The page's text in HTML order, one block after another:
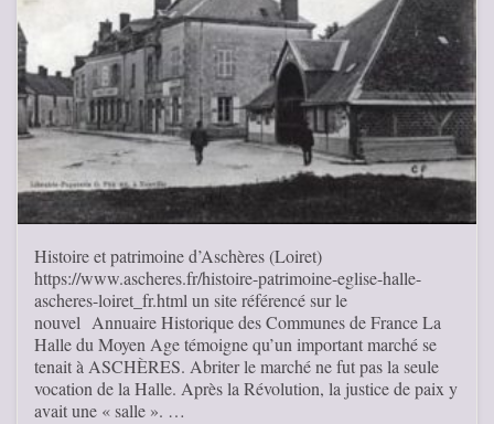
Histoire et patrimoine d’Aschères (Loiret)
https://www.ascheres.fr/histoire-patrimoine-eglise-halle-
ascheres-loiret_fr.html un site référencé sur le
nouvel Annuaire Historique des Communes de France La
Halle du Moyen Age témoigne qu’un important marché se
tenait à ASCHÈRES. Abriter le marché ne fut pas la seule
vocation de la Halle. Après la Révolution, la justice de paix y
avait une « salle ». …